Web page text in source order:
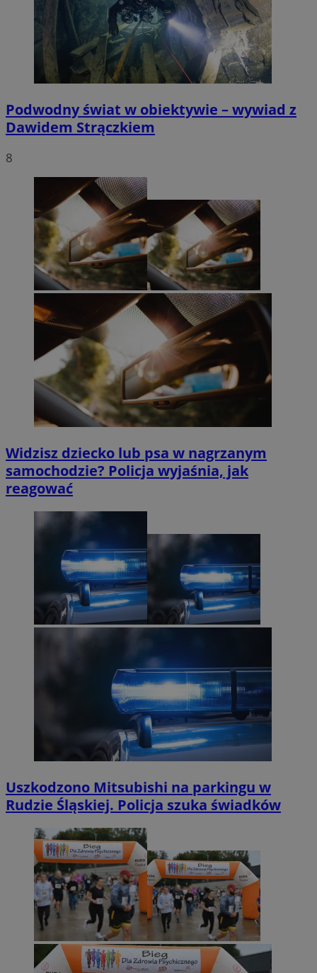
Podwodny świat w obiektywie – wywiad z
Dawidem Strączkiem
8
Widzisz dziecko lub psa w nagrzanym
samochodzie? Policja wyjaśnia, jak
reagować
Uszkodzono Mitsubishi na parkingu w
Rudzie Śląskiej. Policja szuka świadków